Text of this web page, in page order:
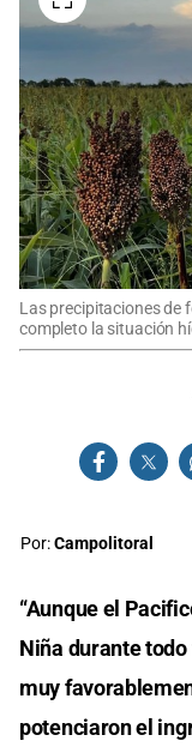
Las precipitaciones de
completo la situación
Por:Campolitoral
“Aunque el
Niña durante
muy
potenciaron el